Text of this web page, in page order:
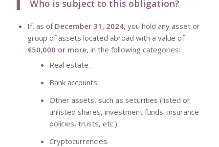
Who is subject to this obligation?
If, as of December 31, 2024, you hold any asset or
group of assets located abroad with a value of
€50,000 or more, in the following categories:
Real estate.
Bank accounts.
Other assets, such as securities (listed or
unlisted shares, investment funds, insurance
policies, trusts, etc.).
Cryptocurrencies.